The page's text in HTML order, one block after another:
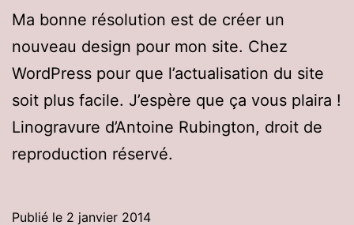
Ma bonne résolution est de créer un
nouveau design pour mon site. Chez
WordPress pour que l’actualisation du site
soit plus facile. J’espère que ça vous plaira !
Linogravure d’Antoine Rubington, droit de
reproduction réservé.
Publié le 2 janvier 2014